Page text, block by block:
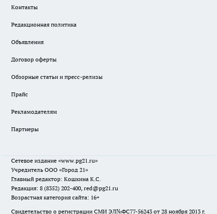
Контакты
Редакционная политика
Объявления
Договор оферты
Обзорные статьи и пресс-релизы
Прайс
Рекламодателям
Партнеры
Сетевое издание «www.pg21.ru»
Учредитель ООО «Город 21»
Главный редактор: Кошкина К.С.
Редакция: 8 (8352) 202-400, red@pg21.ru
Возрастная категория сайта: 16+
Свидетельство о регистрации СМИ ЭЛ№ФС77-56243 от 28 ноября 2013 г.